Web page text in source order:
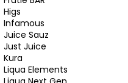
Higs
Infamous
Juice Sauz
Just Juice
Kura
Liqua Elements